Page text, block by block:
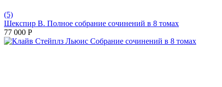
(5)
Шекспир В. Полное собрание сочинений в 8 томах
77 000 Р